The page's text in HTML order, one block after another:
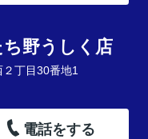
野うしく店
丁目30番地1
電話をする